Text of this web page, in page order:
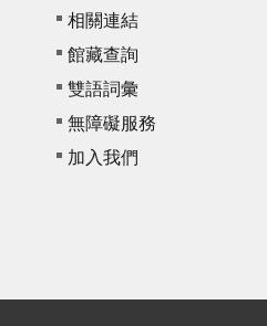
相關連結
館藏查詢
雙語詞彙
無障礙服務
加入我們